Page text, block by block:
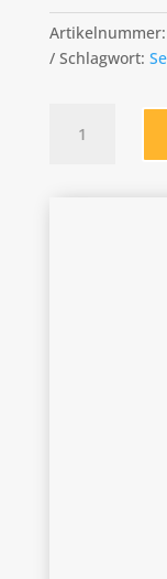
Artikelnummer:
Schlagwort:
Menge